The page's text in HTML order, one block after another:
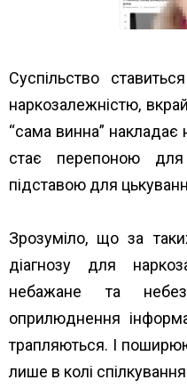
Суспільство
наркозалежністю,
“сама винна” накладає
стає перепоною
підставою для
Зрозуміло, що за
діагнозу для
небажане та
оприлюднення
трапляються. І
лише в колі